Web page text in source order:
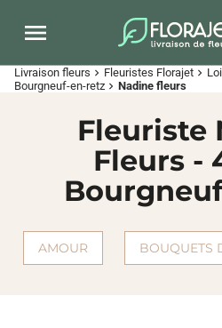
Livraison fleurs chevron_right Fleuristes Florajet chevron_right
Bourgneuf-en-retz chevron_right Nadine fleurs
Fleuriste
Fleurs -
AMOUR BOUQUETS